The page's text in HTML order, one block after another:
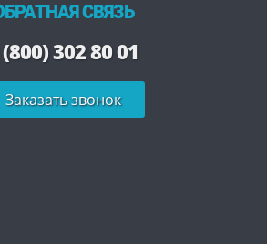
СВЯЗЬ
302 80 01
Заказать звонок